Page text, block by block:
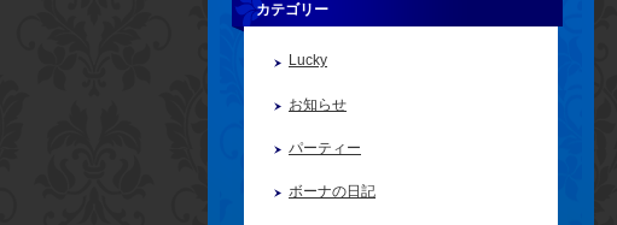
カテゴリー
Lucky
お知らせ
パーティー
ボーナの日記